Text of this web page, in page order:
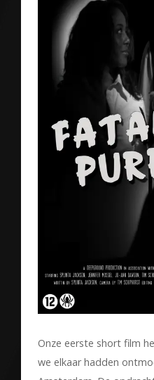
Onze eerste short film
we elkaar hadden